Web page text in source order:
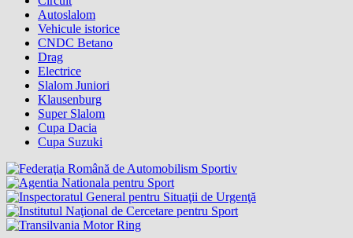
Autoslalom
Vehicule istorice
CNDC Betano
Drag
Electrice
Slalom Juniori
Klausenburg
Super Slalom
Cupa Dacia
Cupa Suzuki